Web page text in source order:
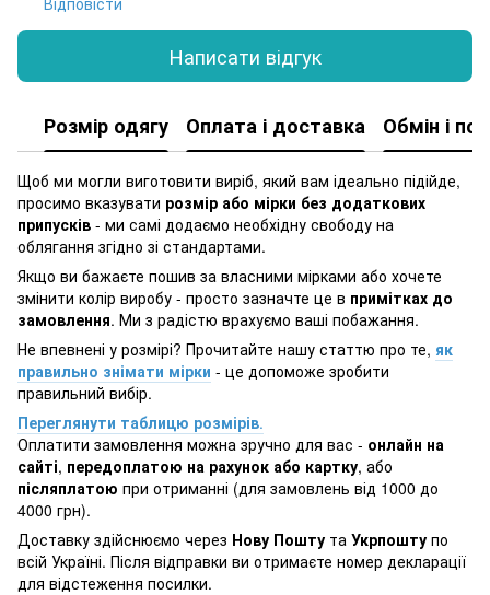
Написати відгук
Розмір одягу Оплата і доставка Обмін і
Щоб ми могли виготовити виріб, який вам ідеально підійде,
просимо вказувати розмір або мірки без додаткових
припусків - ми самі додаємо необхідну свободу на
облягання згідно зі стандартами.
Якщо ви бажаєте пошив за власними мірками або хочете
змінити колір виробу - просто зазначте це в примітках до
замовлення. Ми з радістю врахуємо ваші побажання.
Не впевнені у розмірі? Прочитайте нашу статтю про те, як
правильно знімати мірки - це допоможе зробити
правильний вибір.
Переглянути таблицю розмірів.
Оплатити замовлення можна зручно для вас - онлайн на
сайті, передоплатою на рахунок або картку, або
післяплатою при отриманні (для замовлень від 1000 до
4000 грн).
Доставку здійснюємо через Нову Пошту та Укрпошту по
всій Україні. Після відправки ви отримаєте номер декларації
для відстеження посилки.